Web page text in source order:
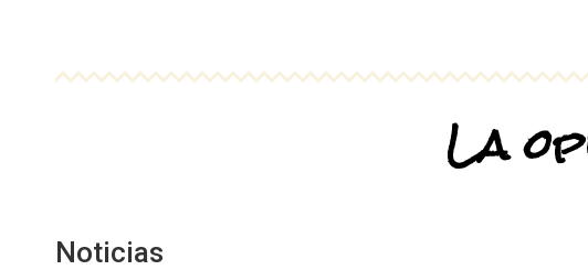
La
Noticias